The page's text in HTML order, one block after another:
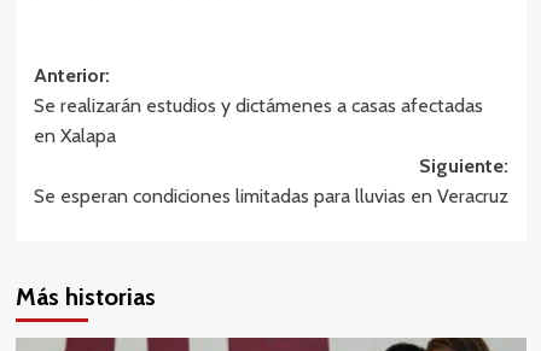
Navegación
de
entradas
Anterior:
Se realizarán estudios y dictámenes a casas afectadas
en Xalapa
Siguiente:
Se esperan condiciones limitadas para lluvias en Veracruz
Más historias